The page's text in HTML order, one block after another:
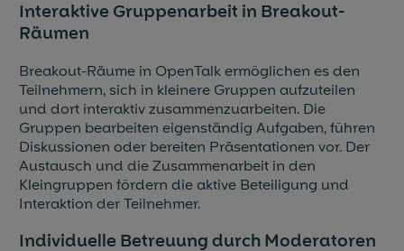
Interaktive Gruppenarbeit in Breakout-
Räumen
Breakout-Räume in OpenTalk ermöglichen es den
Teilnehmern, sich in kleinere Gruppen aufzuteilen
und dort interaktiv zusammenzuarbeiten. Die
Gruppen bearbeiten eigenständig Aufgaben, führen
Diskussionen oder bereiten Präsentationen vor. Der
Austausch und die Zusammenarbeit in den
Kleingruppen fördern die aktive Beteiligung und
Interaktion der Teilnehmer.
Individuelle Betreuung durch Moderatoren